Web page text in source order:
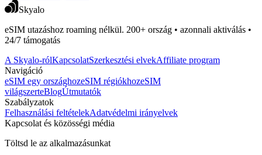
Skyalo
eSIM utazáshoz roaming nélkül. 200+ ország • azonnali aktiválás •
24/7 támogatás
A Skyalo-rólKapcsolatSzerkesztési elvekAffiliate program
Navigáció
eSIM egy országhozeSIM régiókhozeSIM
világszerteBlogÚtmutatók
Szabályzatok
Felhasználási feltételekAdatvédelmi irányelvek
Kapcsolat és közösségi média
Töltsd le az alkalmazásunkat